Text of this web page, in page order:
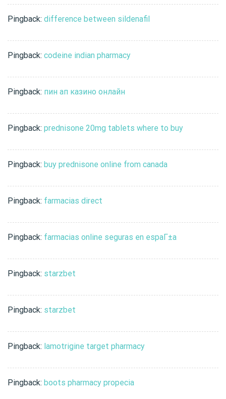
Pingback: difference between sildenafil
Pingback: codeine indian pharmacy
Pingback: пин ап казино онлайн
Pingback: prednisone 20mg tablets where to buy
Pingback: buy prednisone online from canada
Pingback: farmacias direct
Pingback: farmacias online seguras en espaГ±a
Pingback: starzbet
Pingback: starzbet
Pingback: lamotrigine target pharmacy
Pingback: boots pharmacy propecia